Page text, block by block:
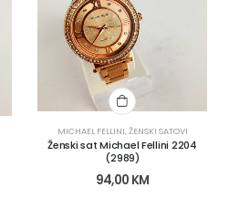
MICHAEL FELLINI,ŽENSKI SATOVI
Ženski sat Michael Fellini 2204
(2989)
94,00 KM